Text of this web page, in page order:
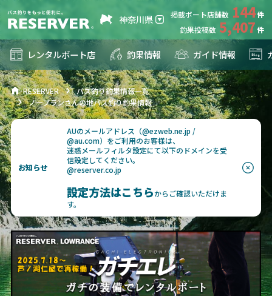
神奈川県 掲載ボート店舗数 144
釣果投稿数 5,407
レンタルボート店 釣果情報 ガイド情報
RESERVER
バス釣り釣果情報一覧
ノープランさんの地バス釣り釣果情報
お知らせ
AUのメールアドレス（@ezweb.ne.jp /
@au.com）をご利用のお客様は、
迷惑メールフィルタ設定にて以下のドメインを受
信設定してください。
@reserver.co.jp
設定方法はこちらからご確認いただけま
す。